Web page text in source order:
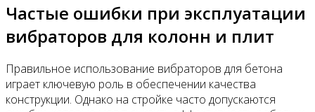
Частые ошибки при эксплуатации
вибраторов для колонн и плит
Правильное использование вибраторов для бетона
играет ключевую роль в обеспечении качества
конструкции. Однако на стройке часто допускаются